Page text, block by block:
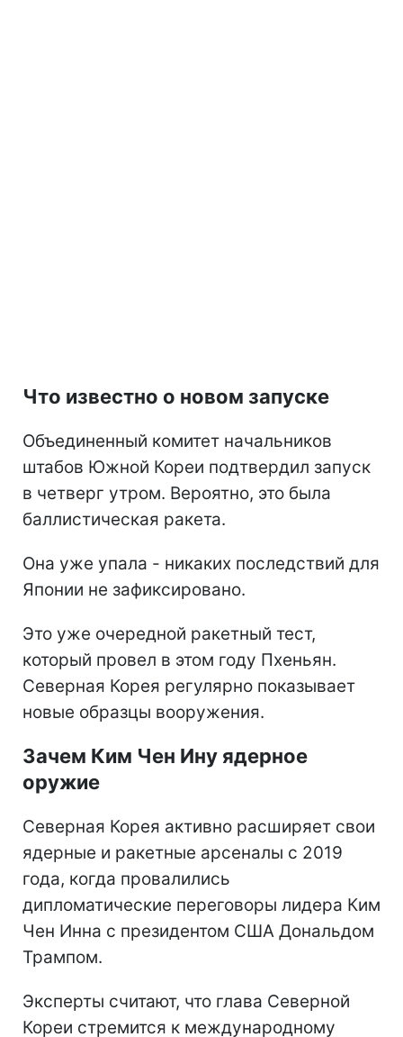
Что известно о новом запуске
Объединенный комитет начальников
штабов Южной Кореи подтвердил запуск
в четверг утром. Вероятно, это была
баллистическая ракета.
Она уже упала - никаких последствий для
Японии не зафиксировано.
Это уже очередной ракетный тест,
который провел в этом году Пхеньян.
Северная Корея регулярно показывает
новые образцы вооружения.
Зачем Ким Чен Ину ядерное
оружие
Северная Корея активно расширяет свои
ядерные и ракетные арсеналы с 2019
года, когда провалились
дипломатические переговоры лидера Ким
Чен Инна с президентом США Дональдом
Трампом.
Эксперты считают, что глава Северной
Кореи стремится к международному